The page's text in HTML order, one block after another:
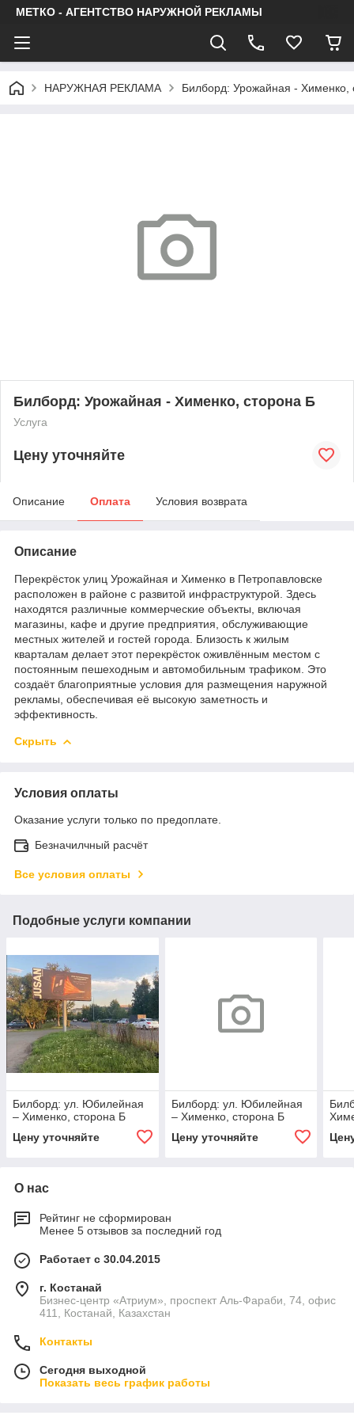
МЕТКО - АГЕНТСТВО НАРУЖНОЙ РЕКЛАМЫ
НАРУЖНАЯ РЕКЛАМА Билборд: Урожайная - Хименко,
Билборд: Урожайная - Хименко, сторона Б
Услуга
Цену уточняйте
Описание Оплата Условия возврата
Описание
Перекрёсток улиц Урожайная и Хименко в Петропавловске
расположен в районе с развитой инфраструктурой. Здесь
находятся различные коммерческие объекты, включая
магазины, кафе и другие предприятия, обслуживающие
местных жителей и гостей города. Близость к жилым
кварталам делает этот перекрёсток оживлённым местом с
постоянным пешеходным и автомобильным трафиком. Это
создаёт благоприятные условия для размещения наружной
рекламы, обеспечивая её высокую заметность и
эффективность.
Скрыть
Условия оплаты
Оказание услуги только по предоплате.
Безначилчный расчёт
Все условия оплаты
Подобные услуги компании
Билборд: ул. Юбилейная
– Хименко, сторона Б
Цену уточняйте
Билборд: ул. Юбилейная
– Хименко, сторона Б
Цену уточняйте
О нас
Рейтинг не сформирован
Менее 5 отзывов за последний год
Работает с 30.04.2015
г. Костанай
Бизнес-центр «Атриум», проспект Аль-Фараби, 74, офис
411, Костанай, Казахстан
Контакты
Сегодня выходной
Показать весь график работы